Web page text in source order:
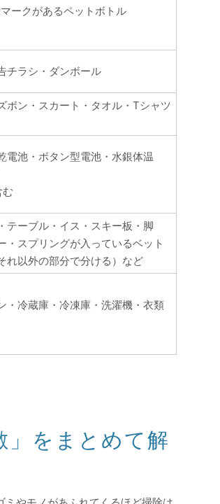
ークがあるペットボトル
チラシ・ダンボール
ボン・スカート・タオル・Tシャツ
電池・ボタン型電池・水銀体温
テーブル・イス・スキー板・脚
・スプリングが入っているベット
れ以外の部分で分ける）など
・冷蔵庫・冷凍庫・洗濯機・衣類
」をまとめて解